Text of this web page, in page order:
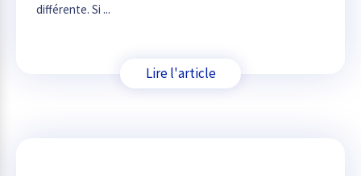
différente. Si ...
Lire l'article